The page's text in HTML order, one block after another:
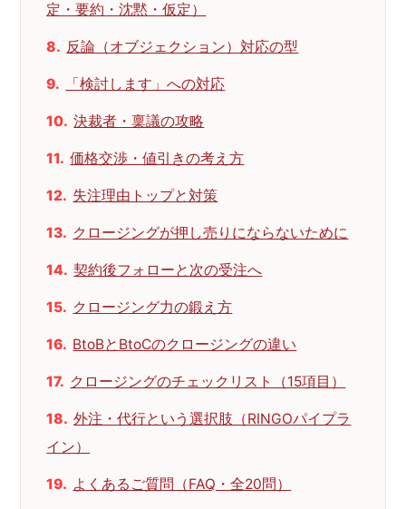
定・要約・沈黙・仮定）
反論（オブジェクション）対応の型
「検討します」への対応
決裁者・稟議の攻略
価格交渉・値引きの考え方
失注理由トップと対策
クロージングが押し売りにならないために
契約後フォローと次の受注へ
クロージング力の鍛え方
BtoBとBtoCのクロージングの違い
クロージングのチェックリスト（15項目）
外注・代行という選択肢（RINGOパイプラ
イン）
よくあるご質問（FAQ・全20問）